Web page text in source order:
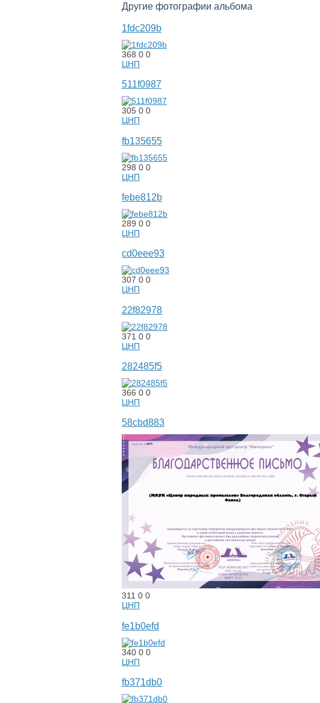
Другие фотографии альбома
1fdc209b
368 0 0
ЦНП
511f0987
305 0 0
ЦНП
fb135655
298 0 0
ЦНП
febe812b
289 0 0
ЦНП
cd0eee93
307 0 0
ЦНП
22f82978
371 0 0
ЦНП
282485f5
366 0 0
ЦНП
58cbd883
311 0 0
ЦНП
fe1b0efd
340 0 0
ЦНП
fb371db0